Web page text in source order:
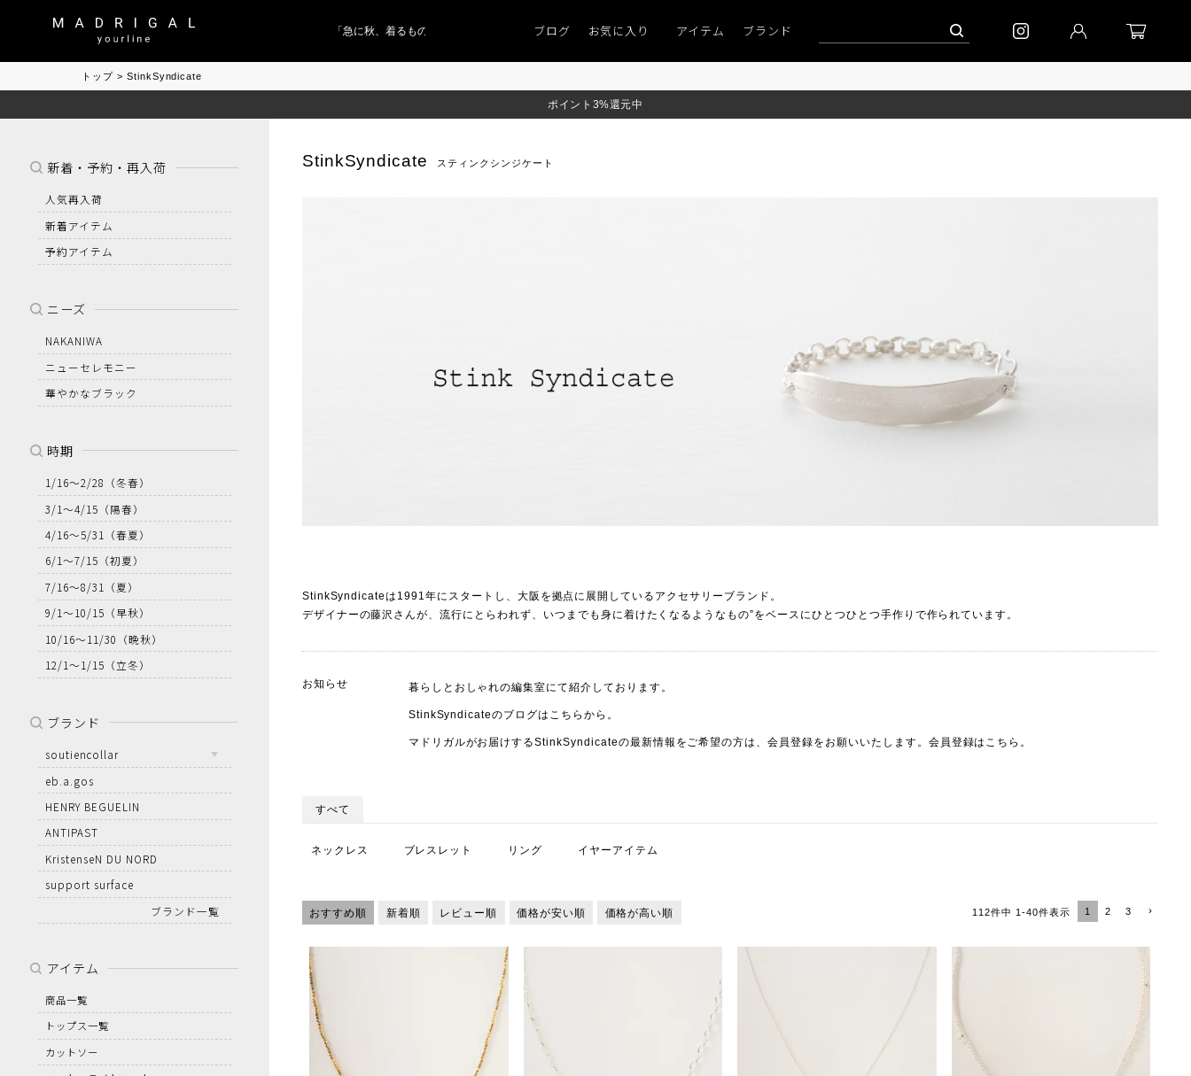
「急に秋、着るものがない」 「キレイなニット」 ポイント9％「マンスリーポイントキャンペーン」 予約│「エッグジャケット GREY」
ブログ お気に入り アイテム ブランド
トップ StinkSyndicate
ポイント3%還元中
StinkSyndicate スティンクシンジケート
StinkSyndicateは1991年にスタートし、大阪を拠点に展開しているアクセサリーブランド。
デザイナーの藤沢さんが、流行にとらわれず、いつまでも身に着けたくなるようなもの”をベースにひとつひとつ手作りで作られています。
お知らせ 暮らしとおしゃれの編集室にて紹介しております。
StinkSyndicateのブログは こちらから 。
マドリガルがお届けするStinkSyndicateの最新情報をご希望の方は、会員登録をお願いいたします。会員登録は こちら 。
すべて
ネックレス ブレスレット リング イヤーアイテム
おすすめ順 新着順 レビュー順 価格が安い順 価格が高い順 112件中 1-40件表示 1 2 3
新着・予約・再入荷
人気再入荷
新着アイテム
予約アイテム
ニーズ
NAKANIWA
ニューセレモニー
華やかなブラック
時期
1/16～2/28 （冬春）
3/1～4/15 （陽春）
4/16～5/31
（春夏）
6/1～7/15 （初夏）
7/16～8/31
（夏）
9/1～10/15 （早秋）
10/16～11/30 （晩秋）
12/1～1/15 （立冬）
ブランド
soutiencollar
eb.a.gos
HENRY BEGUELIN
ANTIPAST
KristenseN DU NORD
support surface
ブランド一覧
アイテム
商品一覧
トップス一覧
カットソー